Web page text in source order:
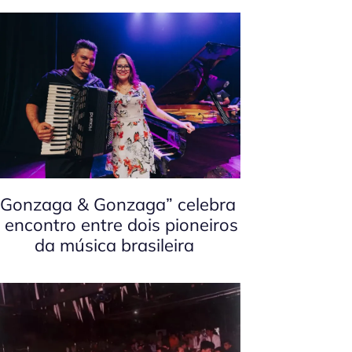
& Gonzaga” celebra
encontro entre dois pioneiros
da música brasileira